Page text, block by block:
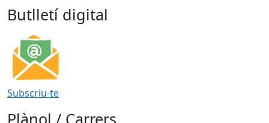
Butlletí digital
Subscriu-te
Plànol / Carrers